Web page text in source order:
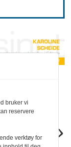
.»
bruker vi
reservere
verktøy for